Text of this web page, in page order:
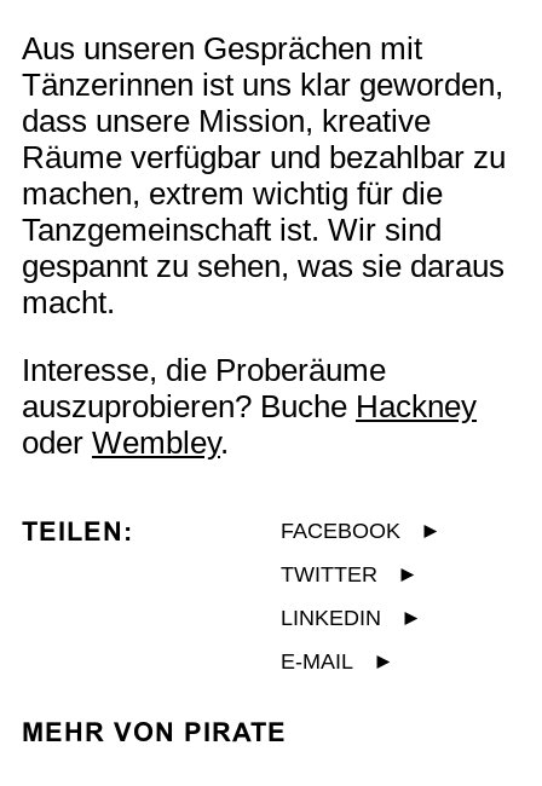
Aus unseren Gesprächen mit
Tänzerinnen ist uns klar geworden,
dass unsere Mission, kreative
Räume verfügbar und bezahlbar zu
machen, extrem wichtig für die
Tanzgemeinschaft ist. Wir sind
gespannt zu sehen, was sie daraus
macht.
Interesse, die Proberäume
auszuprobieren? Buche Hackney
oder Wembley.
TEILEN: FACEBOOK
►
TWITTER
►
LINKEDIN
►
E-MAIL
►
MEHR VON PIRATE